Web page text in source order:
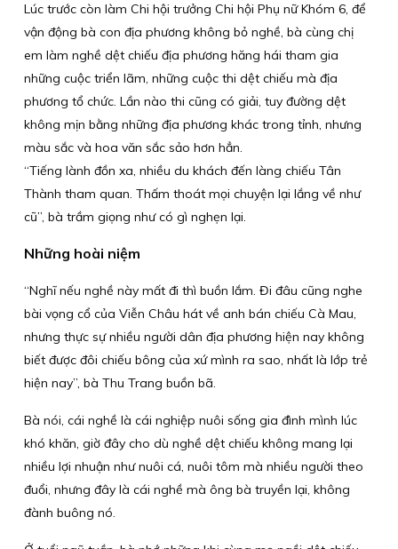
Lúc trước còn làm Chi hội trưởng Chi hội Phụ nữ Khóm 6, để
vận động bà con địa phương không bỏ nghề, bà cùng chị
em làm nghề dệt chiếu địa phương hăng hái tham gia
những cuộc triển lãm, những cuộc thi dệt chiếu mà địa
phương tổ chức. Lần nào thi cũng có giải, tuy đường dệt
không mịn bằng những địa phương khác trong tỉnh, nhưng
màu sắc và hoa văn sắc sảo hơn hẳn.
“Tiếng lành đồn xa, nhiều du khách đến làng chiếu Tân
Thành tham quan. Thấm thoát mọi chuyện lại lắng về như
cũ”, bà trầm giọng như có gì nghẹn lại.
Những hoài niệm
“Nghĩ nếu nghề này mất đi thì buồn lắm. Đi đâu cũng nghe
bài vọng cổ của Viễn Châu hát về anh bán chiếu Cà Mau,
nhưng thực sự nhiều người dân địa phương hiện nay không
biết được đôi chiếu bông của xứ mình ra sao, nhất là lớp trẻ
hiện nay”, bà Thu Trang buồn bã.
Bà nói, cái nghề là cái nghiệp nuôi sống gia đình mình lúc
khó khăn, giờ đây cho dù nghề dệt chiếu không mang lại
nhiều lợi nhuận như nuôi cá, nuôi tôm mà nhiều người theo
đuổi, nhưng đây là cái nghề mà ông bà truyền lại, không
đành buông nó.